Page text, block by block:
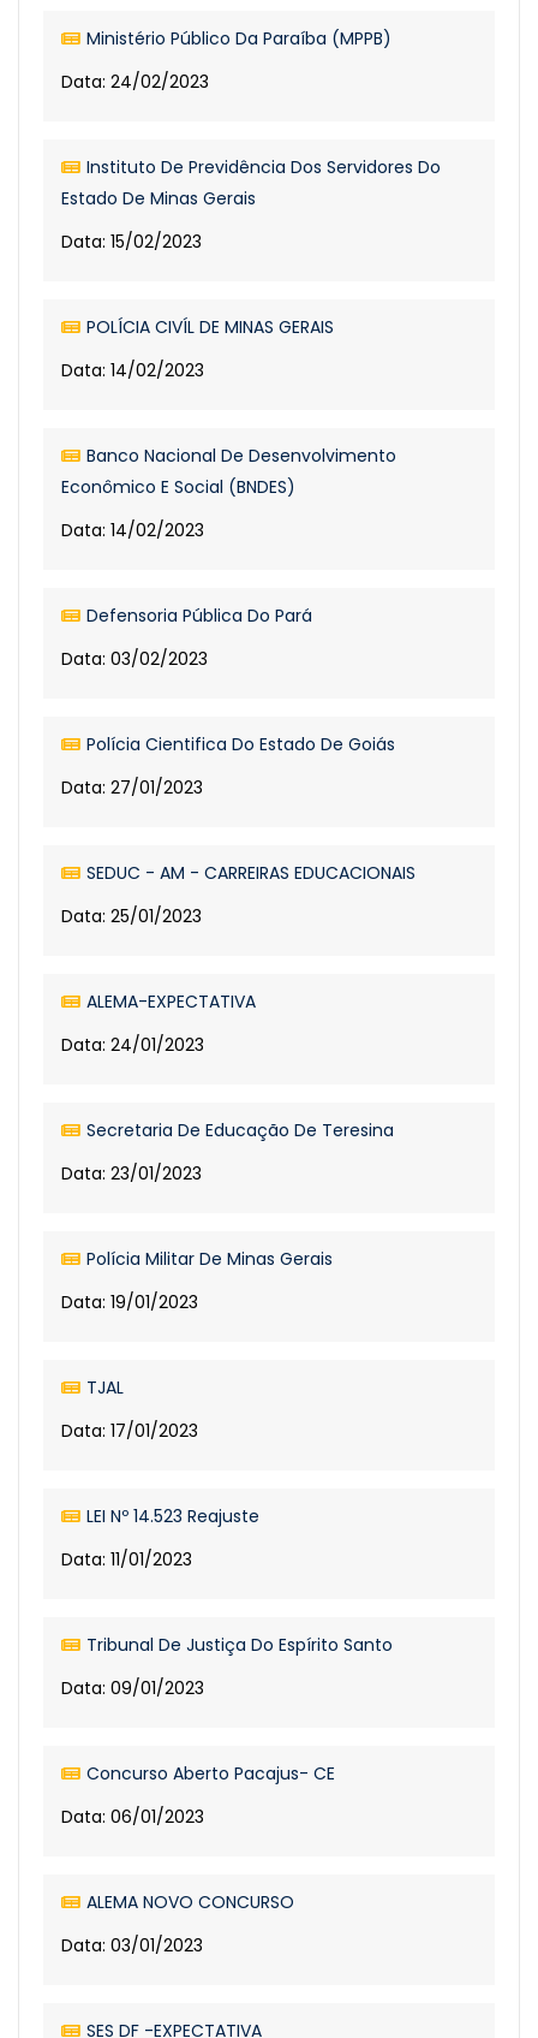
Ministério Público Da Paraíba (MPPB)
Data: 24/02/2023
Instituto De Previdência Dos Servidores Do
Estado De Minas Gerais
Data: 15/02/2023
POLÍCIA CIVÍL DE MINAS GERAIS
Data: 14/02/2023
Banco Nacional De Desenvolvimento
Econômico E Social (BNDES)
Data: 14/02/2023
Defensoria Pública Do Pará
Data: 03/02/2023
Polícia Cientifica Do Estado De Goiás
Data: 27/01/2023
SEDUC - AM - CARREIRAS EDUCACIONAIS
Data: 25/01/2023
ALEMA-EXPECTATIVA
Data: 24/01/2023
Secretaria De Educação De Teresina
Data: 23/01/2023
Polícia Militar De Minas Gerais
Data: 19/01/2023
TJAL
Data: 17/01/2023
LEI Nº 14.523 Reajuste
Data: 11/01/2023
Tribunal De Justiça Do Espírito Santo
Data: 09/01/2023
Concurso Aberto Pacajus- CE
Data: 06/01/2023
ALEMA NOVO CONCURSO
Data: 03/01/2023
SES DF -EXPECTATIVA